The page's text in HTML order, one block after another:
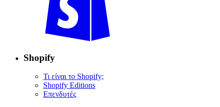
Shopify
Τι είναι το Shopify;
Shopify Editions
Επενδυτές